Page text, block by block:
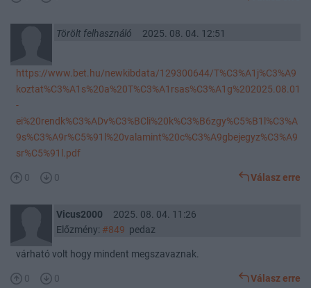
Törölt felhasználó 2025. 08. 04. 12:51
https://www.bet.hu/newkibdata/129300644/T%C3%A1j%C3%A9
koztat%C3%A1s%20a%20T%C3%A1rsas%C3%A1g%202025.08.01
-
ei%20rendk%C3%ADv%C3%BCli%20k%C3%B6zgy%C5%B1l%C3%A
9s%C3%A9r%C5%91l%20valamint%20c%C3%A9gbejegyz%C3%A9
sr%C5%91l.pdf
0 0 Válasz erre
Vicus2000
2025. 08. 04. 11:26
Előzmény: #849 pedaz
várható volt hogy mindent megszavaznak.
0 0 Válasz erre